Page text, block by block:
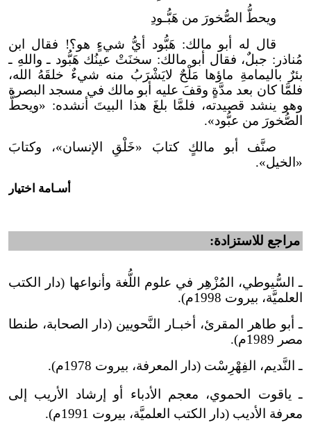
ويحطُّ الصُّخورَ من هَبُّـودِ
قال له أبو مالك: هَبُّود أيُّ شيءٍ هو؟! فقال ابن
مُناذر: جبلٌ، فقال أبو مالك: سخنَتْ عينُك هَبُّود ـ واللهِ ـ
بئرٌ باليمامةِ ماؤها مَلْحٌ لايَشْرَبُ منه شيءٌ خلقَهُ الله،
فلمَّا كان بعد مدَّةٍ وقفَ عليه أبو مالك في مسجد البصرة
وهو ينشد قصيدته، فلمَّا بلغَ هذا البيتَ أنشده: «ويحطُّ
الصُّخورَ من عبُّود».
صنَّف أبو مالكٍ كتابَ «خَلْقِ الإنسان»، وكتابَ
«الخيل».
أسـامة اختيار
مراجع للاستزادة:
ـ السُّيوطي، المُزْهِر في علوم اللُّغة وأنواعها (دار الكتب
العلميَّة، بيروت 1998م).
ـ أبو طاهر المقرئ، أخبـار النَّحويين (دار الصحابة، طنطا
مصر 1989م).
ـ النَّديم، الفِهْرِسْت (دار المعرفة، بيروت 1978م).
ـ ياقوت الحموي، معجم الأدباء أو إرشاد الأريب إلى
معرفة الأديب (دار الكتب العلميَّة، بيروت 1991م).